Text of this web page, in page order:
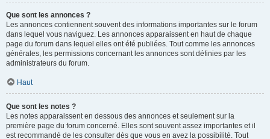
Que sont les annonces ?
Les annonces contiennent souvent des informations importantes sur le forum
dans lequel vous naviguez. Les annonces apparaissent en haut de chaque
page du forum dans lequel elles ont été publiées. Tout comme les annonces
générales, les permissions concernant les annonces sont définies par les
administrateurs du forum.
Haut
Que sont les notes ?
Les notes apparaissent en dessous des annonces et seulement sur la
première page du forum concerné. Elles sont souvent assez importantes et il
est recommandé de les consulter dès que vous en avez la possibilité. Tout